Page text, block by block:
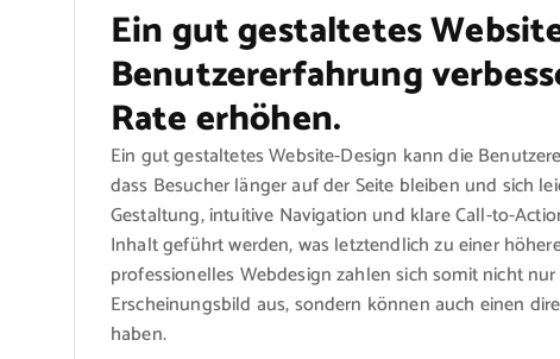
Ein gut gestaltetes
Benutzererfahrung
Rate erhöhen.
Ein gut gestaltetes Website-Design kann die
dass Besucher länger auf der Seite bleiben und sich
Gestaltung, intuitive Navigation und klare Call-to-
Inhalt geführt werden, was letztendlich zu einer
professionelles Webdesign zahlen sich somit nicht
Erscheinungsbild aus, sondern können auch einen
haben.